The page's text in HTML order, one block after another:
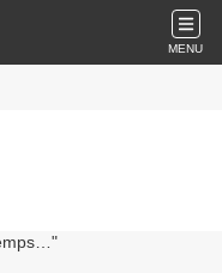
MENU